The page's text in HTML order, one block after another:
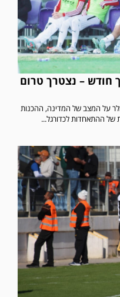
חודש – נצטרך טרום
על המצב של המדינה, ההכנות
של ההתאחדות לכדורגל...